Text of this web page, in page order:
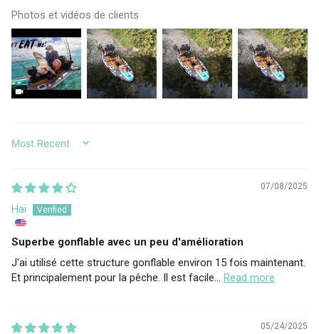
Photos et vidéos de clients
SORT BY
07/08/2025
Hai
Superbe gonflable avec un peu d'amélioration
J'ai utilisé cette structure gonflable environ 15 fois maintenant.
Et principalement pour la pêche. Il est facile... Read more
05/24/2025